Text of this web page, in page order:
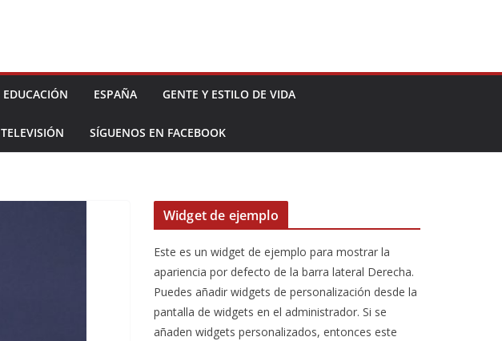
EDUCACIÓN ESPAÑA GENTE Y ESTILO DE VIDA
TELEVISIÓN SÍGUENOS EN FACEBOOK
Widget de ejemplo
Este es un widget de ejemplo para mostrar la
apariencia por defecto de la barra lateral Derecha.
Puedes añadir widgets de personalización desde la
pantalla de widgets en el administrador. Si se
añaden widgets personalizados, entonces este